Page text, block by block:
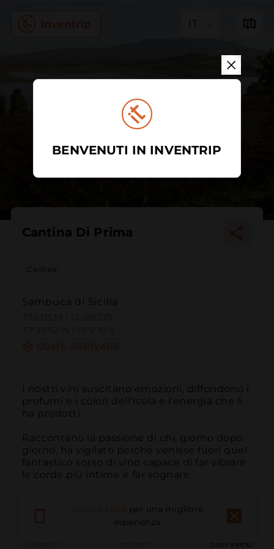
IT
Cantina Di Prima
Cantina
Sambuca di Sicilia
I nostri vini suscitano emozioni, diffondono i
profumi e i colori dell’Isola e l’energia che li
ha prodotti.
Raccontano la passione di chi, giorno dopo
giorno, ha vigilato perché venisse fuori quel
fantastico sorso di vino capace di far vibrare
le corde più intime e far sognare.
Sito Web
per una migliore
esperienza
BENVENUTI IN INVENTRIP